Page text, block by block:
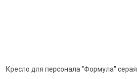
Кресло для персонала "Формула" серая